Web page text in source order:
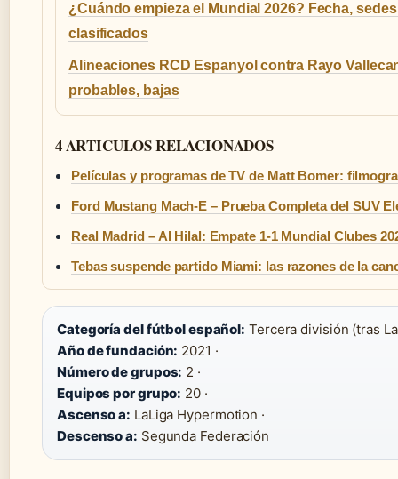
¿Cuándo empieza el Mundial 2026? Fecha,
clasificados
Alineaciones RCD Espanyol contra Rayo
probables, bajas
4 ARTICULOS RELACIONADOS
Películas y programas de TV de Matt Bomer:
Ford Mustang Mach-E – Prueba Completa del SUV
Real Madrid – Al Hilal: Empate 1-1 Mundial Clubes
Tebas suspende partido Miami: las razones de la
Categoría del fútbol español: Tercera división (tras
Año de fundación: 2021 ·
Número de grupos: 2 ·
Equipos por grupo: 20 ·
Ascenso a: LaLiga Hypermotion ·
Descenso a: Segunda Federación